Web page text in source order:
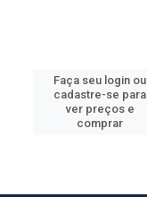
Faça seu login ou
cadastre-se para
ver preços e
comprar